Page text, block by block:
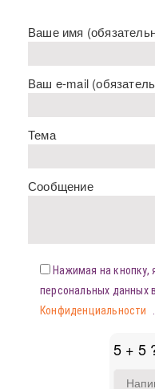
Ваше имя
Ваш e-mail
Тема
Сообщение
Нажимая на кнопку,
персональных данных
Конфиденциальности
5 + 5